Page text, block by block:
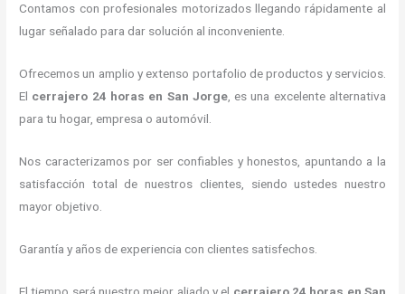
Contamos con profesionales motorizados llegando rápidamente al
lugar señalado para dar solución al inconveniente.
Ofrecemos un amplio y extenso portafolio de productos y servicios.
El cerrajero 24 horas en San Jorge, es una excelente alternativa
para tu hogar, empresa o automóvil.
Nos caracterizamos por ser confiables y honestos, apuntando a la
satisfacción total de nuestros clientes, siendo ustedes nuestro
mayor objetivo.
Garantía y años de experiencia con clientes satisfechos.